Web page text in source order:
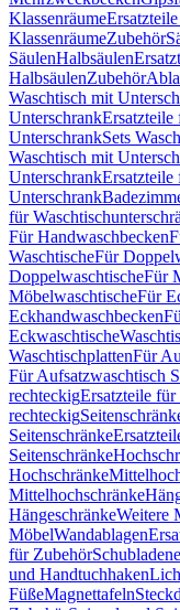
Klassenräume
KlassenräumeZubehör
SäulenHalbsäulen
HalbsäulenZubehör
Waschtisch mit
UnterschrankErsatzteile
UnterschrankSets
Waschtisch mit
UnterschrankErsatzteile
Unterschrank
für
Für Handwaschbecken
WaschtischeFür
DoppelwaschtischeFür
MöbelwaschtischeFür
Eckhandwaschbecken
Eckwaschtische
WaschtischplattenFür
Für Aufsatzwaschtisch
rechteckigErsatzteile
rechteckig
Seitenschränke
Seitenschränke
Hochschränke
Mittelhochschränke
HängeschränkeWeitere
MöbelWandablagen
für Zubehör
und Handtuchhaken
FüßeMagnettafeln